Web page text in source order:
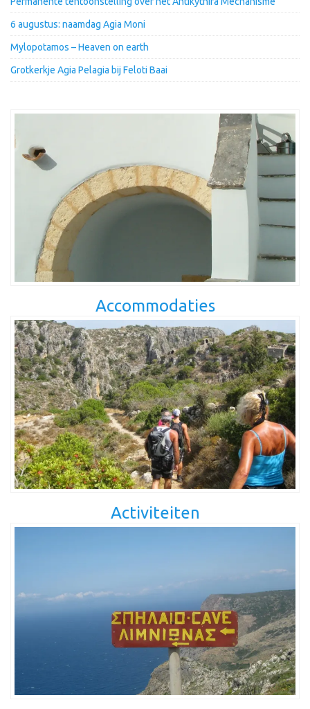
6 augustus: naamdag Agia Moni
Mylopotamos – Heaven on earth
Grotkerkje Agia Pelagia bij Feloti Baai
Accommodaties
Activiteiten